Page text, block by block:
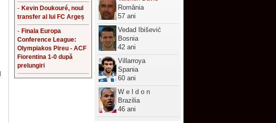
- Kevin Doukouré, noul
transfer al lui FC Argeș
- Finala Europa
Conference League:
Olympiakos Pireu - ACF
Fiorentina 1-0 după
prelungiri
România
57 ani
Vedad Ibišević
Bosnia
42 ani
Villarroya
Spania
60 ani
W e l d o n
Brazilia
46 ani